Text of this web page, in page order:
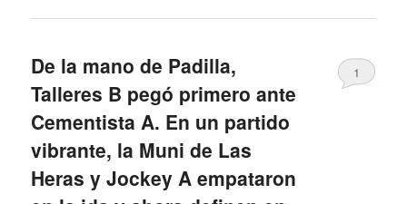
De la mano de Padilla,
Talleres B pegó primero ante
Cementista A. En un partido
vibrante, la Muni de Las
Heras y Jockey A empataron
1